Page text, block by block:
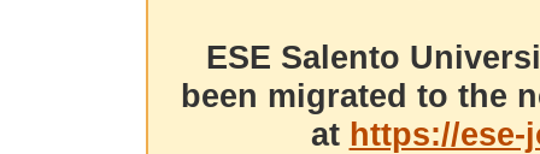
ESE Salento
been migrated to the
at https://